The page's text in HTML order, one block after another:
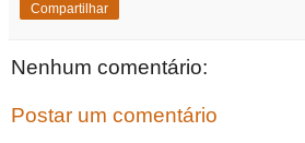
Compartilhar
Nenhum comentário:
Postar um comentário